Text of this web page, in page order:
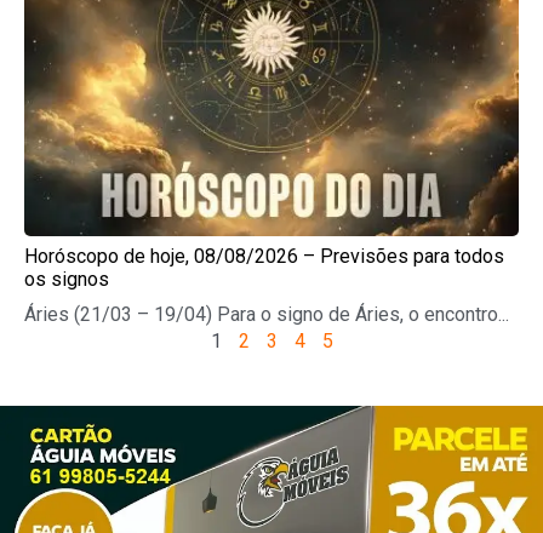
Horóscopo de hoje, 08/08/2026 – Previsões para todos
os signos
Áries (21/03 – 19/04) Para o signo de Áries, o encontro...
1 2 3 4 5